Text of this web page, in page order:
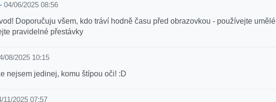
04/06/2025 08:56
Doporučuju všem, kdo tráví hodně času před obrazovkou - používejte umělé
pravidelné přestávky
08/2025 10:15
nejsem jedinej, komu štípou oči! :D
11/2025 07:57